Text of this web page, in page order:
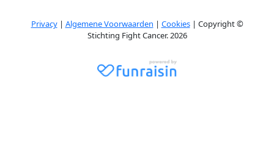
Privacy| Algemene Voorwaarden | Cookies| Copyright ©
Stichting Fight Cancer. 2026